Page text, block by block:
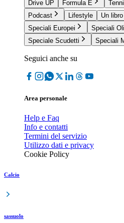
Drive UP
Formula E
Podcast
Lifestyle
Un
Speciali Europei
Speciali
Speciale Scudetti
Speciali
Seguici anche su
Area personale
Help e Faq
Info e contatti
Termini del servizio
Utilizzo dati e privacy
Cookie Policy
Calcio
sassuolo